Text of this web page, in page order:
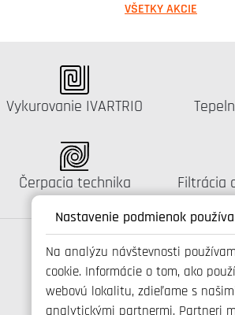
Nastavenie podmienok
Na analýzu návštevnosti
cookie. Informácie o tom, ako
webovú lokalitu, zdieľame s
analytickými partnermi. Partneri
VŠETKY AKCIE
Katalógus:
Vykurovanie IVARTRIO
Katalógus:
Čerpacia technika Filtrácia
Spojte se s námi